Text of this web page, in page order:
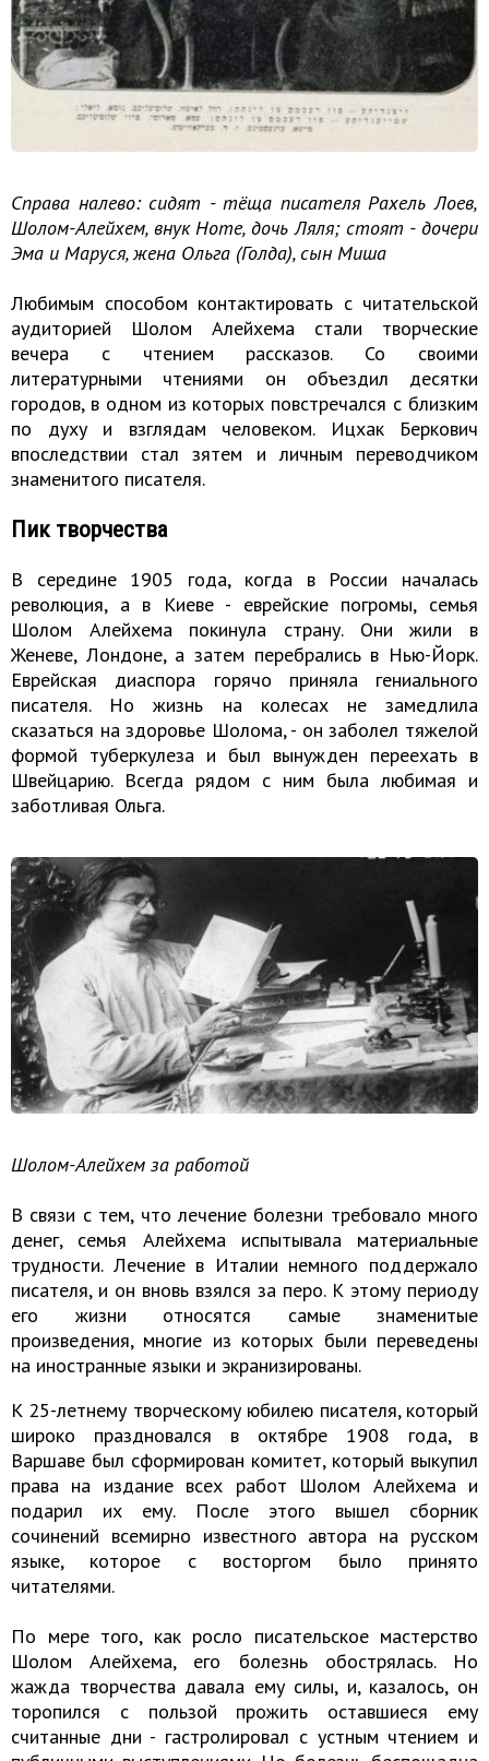
Cправа налево: сидят - тёща писателя Рахель Лоев,
Шолом-Алейхем, внук Ноте, дочь Ляля; стоят - дочери
Эма и Маруся, жена Ольга (Голда), сын Миша
Любимым способом контактировать с читательской
аудиторией Шолом Алейхема стали творческие
вечера с чтением рассказов. Со своими
литературными чтениями он объездил десятки
городов, в одном из которых повстречался с близким
по духу и взглядам человеком. Ицхак Беркович
впоследствии стал зятем и личным переводчиком
знаменитого писателя.
Пик творчества
В середине 1905 года, когда в России началась
революция, а в Киеве - еврейские погромы, семья
Шолом Алейхема покинула страну. Они жили в
Женеве, Лондоне, а затем перебрались в Нью-Йорк.
Еврейская диаспора горячо приняла гениального
писателя. Но жизнь на колесах не замедлила
сказаться на здоровье Шолома, - он заболел тяжелой
формой туберкулеза и был вынужден переехать в
Швейцарию. Всегда рядом с ним была любимая и
заботливая Ольга.
Шолом-Алейхем за работой
В связи с тем, что лечение болезни требовало много
денег, семья Алейхема испытывала материальные
трудности. Лечение в Италии немного поддержало
писателя, и он вновь взялся за перо. К этому периоду
его жизни относятся самые знаменитые
произведения, многие из которых были переведены
на иностранные языки и экранизированы.
К 25-летнему творческому юбилею писателя, который
широко праздновался в октябре 1908 года, в
Варшаве был сформирован комитет, который выкупил
права на издание всех работ Шолом Алейхема и
подарил их ему. После этого вышел сборник
сочинений всемирно известного автора на русском
языке, которое с восторгом было принято
читателями.
По мере того, как росло писательское мастерство
Шолом Алейхема, его болезнь обострялась. Но
жажда творчества давала ему силы, и, казалось, он
торопился с пользой прожить оставшиеся ему
считанные дни - гастролировал с устным чтением и